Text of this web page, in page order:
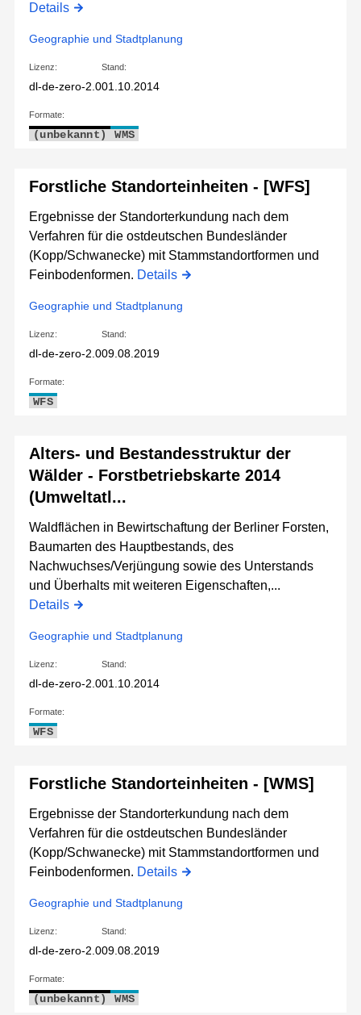
Details
Geographie und Stadtplanung
Lizenz:
dl-de-zero-2.0
Stand:
01.10.2014
Formate:
(unbekannt) WMS
Forstliche Standorteinheiten - [WFS]
Ergebnisse der Standorterkundung nach dem
Verfahren für die ostdeutschen Bundesländer
(Kopp/Schwanecke) mit Stammstandortformen und
Feinbodenformen. Details
Geographie und Stadtplanung
Lizenz:
dl-de-zero-2.0
Stand:
09.08.2019
Formate:
WFS
Alters- und Bestandesstruktur der
Wälder - Forstbetriebskarte 2014
(Umweltatl...
Waldflächen in Bewirtschaftung der Berliner Forsten,
Baumarten des Hauptbestands, des
Nachwuchses/Verjüngung sowie des Unterstands
und Überhalts mit weiteren Eigenschaften,...
Details
Geographie und Stadtplanung
Lizenz:
dl-de-zero-2.0
Stand:
01.10.2014
Formate:
WFS
Forstliche Standorteinheiten - [WMS]
Ergebnisse der Standorterkundung nach dem
Verfahren für die ostdeutschen Bundesländer
(Kopp/Schwanecke) mit Stammstandortformen und
Feinbodenformen. Details
Geographie und Stadtplanung
Lizenz:
dl-de-zero-2.0
Stand:
09.08.2019
Formate:
(unbekannt) WMS